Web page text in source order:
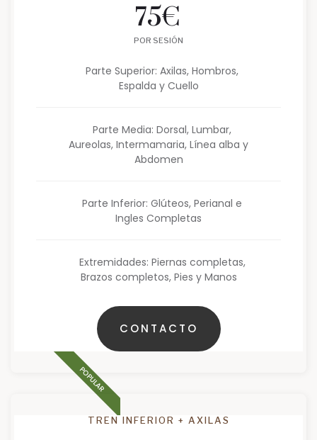
75€
POR SESIÓN
Parte Superior: Axilas, Hombros,
Espalda y Cuello
Parte Media: Dorsal, Lumbar,
Aureolas, Intermamaria, Línea alba y
Abdomen
Parte Inferior: Glúteos, Perianal e
Ingles Completas
Extremidades: Piernas completas,
Brazos completos, Pies y Manos
CONTACTO
POPULAR
TREN INFERIOR + AXILAS